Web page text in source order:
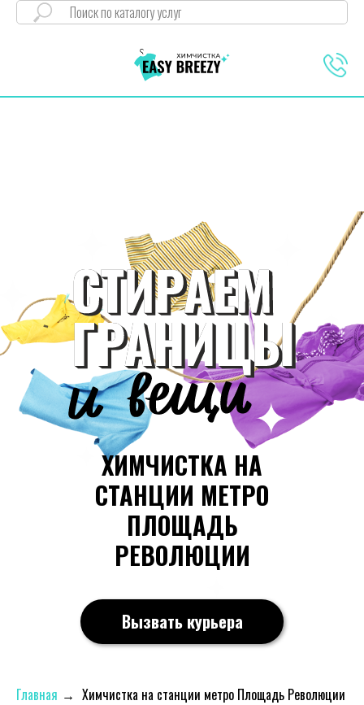
ХИМЧИСТКА НА
СТАНЦИИ МЕТРО
ПЛОЩАДЬ
РЕВОЛЮЦИИ
Вызвать курьера
Главная → Химчистка на станции метро Площадь Революции